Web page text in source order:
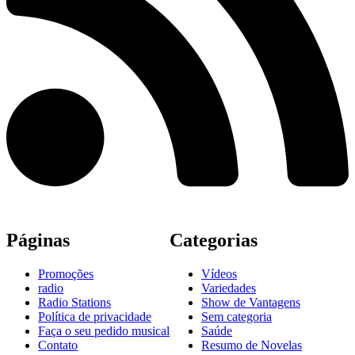
Páginas
Promoções
radio
Radio Stations
Política de privacidade
Faça o seu pedido musical
Contato
Categorias
Vídeos
Variedades
Show de Vantagens
Sem categoria
Saúde
Resumo de Novelas